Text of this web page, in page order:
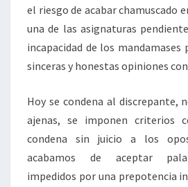
el riesgo de acabar chamuscado
una de las asignaturas
incapacidad de los
sinceras y honestas opiniones
Hoy se condena al discrepante,
ajenas, se imponen criterios
condena sin juicio a los
acabamos de aceptar
impedidos por una prepotencia